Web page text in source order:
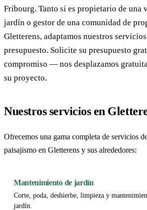
Fribourg. Tanto si es propietario de una
jardín o gestor de una comunidad de
Gletterens, adaptamos nuestros
presupuesto. Solicite su presupuesto
compromiso — nos desplazamos
su proyecto.
Nuestros servicios en
Ofrecemos una gama completa de servicios
paisajismo en Gletterens y sus alrededores:
Mantenimiento de jardín
Corte, poda, deshierbe, limpieza y
jardín.